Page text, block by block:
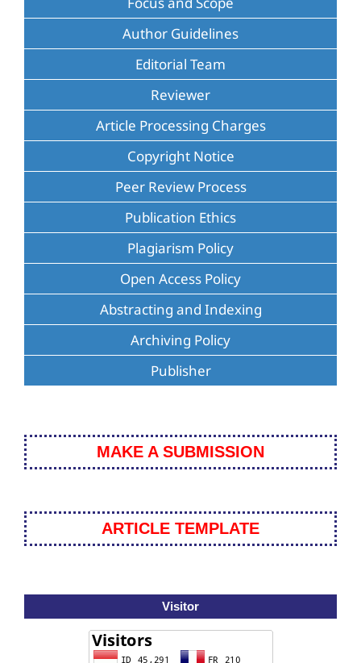
Author Guidelines
Editorial Team
Reviewer
Article Processing Charges
Copyright Notice
Peer Review Process
Publication Ethics
Plagiarism Policy
Open Access Policy
Abstracting and Indexing
Archiving Policy
Publisher
MAKE A SUBMISSION
ARTICLE TEMPLATE
Visitor